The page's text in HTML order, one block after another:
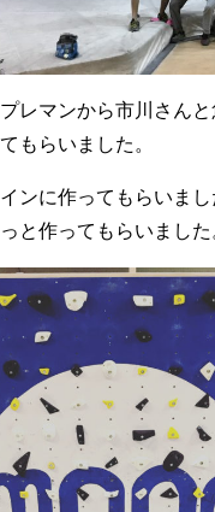
レマンから市川さん
もらいました。
ンに作ってもらいま
と作ってもらいました